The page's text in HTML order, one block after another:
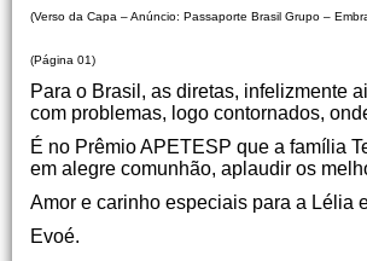
(Verso da Capa – Anúncio: Passaporte Brasil Grupo –
(Página 01)
Para o Brasil, as diretas, infelizmente
com problemas, logo contornados,
É no Prêmio APETESP que a família
em alegre comunhão, aplaudir os
Amor e carinho especiais para a Lélia
Evoé.